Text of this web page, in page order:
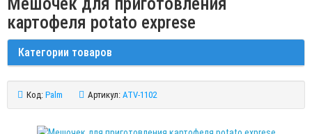
картофеля potato exprese
Категории товаров
Код: Palm Артикул: ATV-1102